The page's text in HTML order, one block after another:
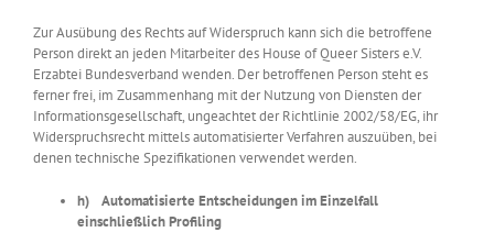
Zur Ausübung des Rechts auf Widerspruch kann sich die betroffene
Person direkt an jeden Mitarbeiter des House of Queer Sisters e.V.
Erzabtei Bundesverband wenden. Der betroffenen Person steht es
ferner frei, im Zusammenhang mit der Nutzung von Diensten der
Informationsgesellschaft, ungeachtet der Richtlinie 2002/58/EG, ihr
Widerspruchsrecht mittels automatisierter Verfahren auszuüben, bei
denen technische Spezifikationen verwendet werden.
h) Automatisierte Entscheidungen im Einzelfall
einschließlich Profiling